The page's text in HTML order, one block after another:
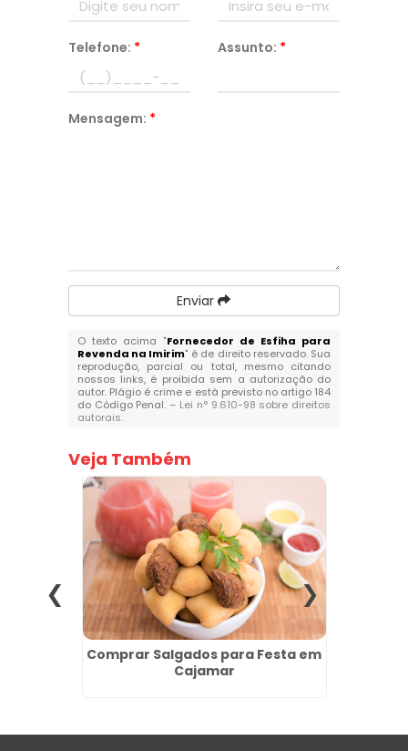
Telefone: * Assunto: *
Mensagem: *
Enviar
O texto acima "Fornecedor de Esfiha para
Revenda na Imirim" é de direito reservado. Sua
reprodução, parcial ou total, mesmo citando
nossos links, é proibida sem a autorização do
autor. Plágio é crime e está previsto no artigo 184
do Código Penal. – Lei n° 9.610-98 sobre direitos
autorais.
Veja Também
Comprar Salgados para Festa em
Cajamar